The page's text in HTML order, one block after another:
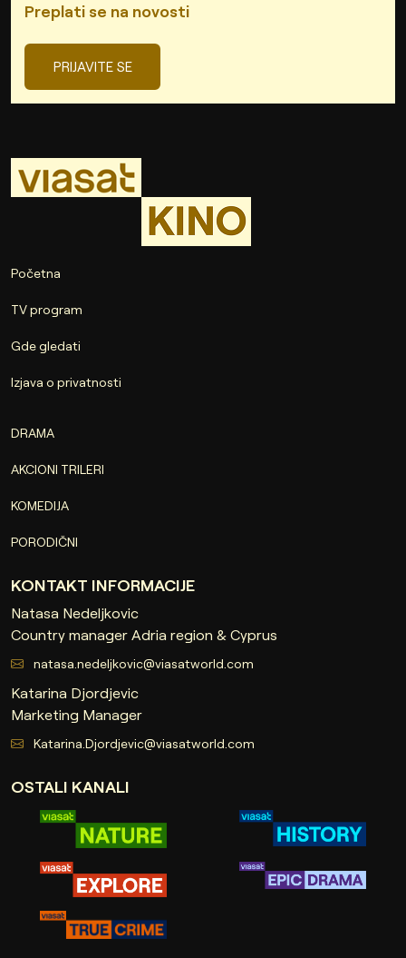
Preplati se na novosti
PRIJAVITE SE
Početna
TV program
Gde gledati
Izjava o privatnosti
DRAMA
AKCIONI TRILERI
KOMEDIJA
PORODIČNI
KONTAKT INFORMACIJE
Natasa Nedeljkovic
Country manager Adria region & Cyprus
natasa.nedeljkovic@viasatworld.com
Katarina Djordjevic
Marketing Manager
Katarina.Djordjevic@viasatworld.com
OSTALI KANALI